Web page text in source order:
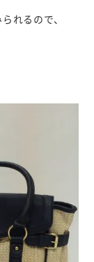
れるので、